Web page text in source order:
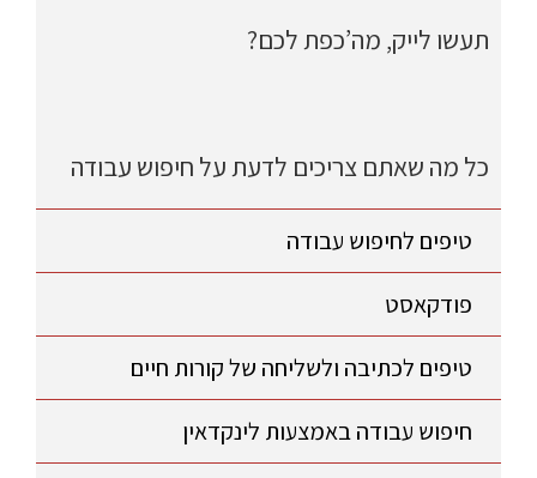
תעשו לייק, מה’כפת לכם?
כל מה שאתם צריכים לדעת על חיפוש עבודה
טיפים לחיפוש עבודה
פודקאסט
טיפים לכתיבה ולשליחה של קורות חיים
חיפוש עבודה באמצעות לינקדאין